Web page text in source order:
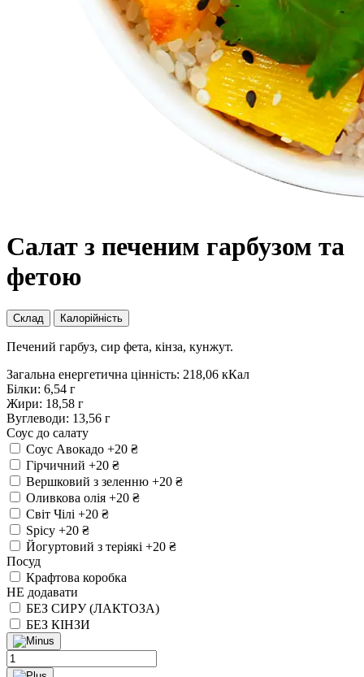
Салат з печеним гарбузом та
фетою
Склад Калорійність
Печений гарбуз, сир фета, кінза, кунжут.
Загальна енергетична цінність: 218,06 кКал
Білки: 6,54 г
Жири: 18,58 г
Вуглеводи: 13,56 г
Соус до салату
Соус Авокадо +20 ₴
Гірчичний +20 ₴
Вершковий з зеленню +20 ₴
Оливкова олія +20 ₴
Світ Чілі +20 ₴
Spicy +20 ₴
Йогуртовий з теріякі +20 ₴
Посуд
Крафтова коробка
НЕ додавати
БЕЗ СИРУ (ЛАКТОЗА)
БЕЗ КІНЗИ
Салат
з